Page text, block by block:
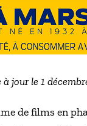
jour le 1
de films en